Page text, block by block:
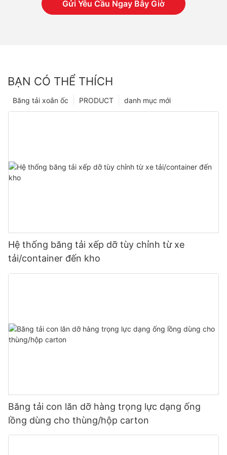
Gửi Yêu Cầu Ngay Bây Giờ
BẠN CÓ THỂ THÍCH
danh mục mới
PRODUCT
Băng tải xoắn ốc
Hệ thống băng tải xếp dỡ tùy chỉnh từ xe
tải/container đến kho
Băng tải con lăn dỡ hàng trọng lực dạng ống
lồng dùng cho thùng/hộp carton